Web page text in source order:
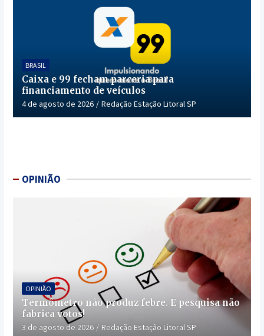
BRASIL
Caixa e 99 fecham parceria para
financiamento de veículos
4 de agosto de 2026 Redação Estação Litoral SP
OPINIÃO
OPINIÃO
Termômetro não produz febre. E pesquisa não
fabrica votos!
3 de agosto de 2026 Redação Estação Litoral SP